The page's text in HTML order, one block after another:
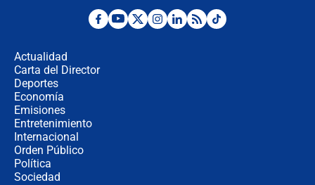
¿Por qué De la Espriella gobernará
Actualidad
Carta del Director
Deportes
Economía
Emisiones
Entretenimiento
Internacional
Orden Público
Política
Sociedad